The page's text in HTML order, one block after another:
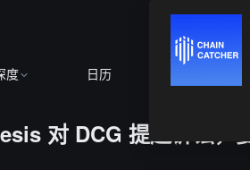
度 日历
BTC -0.82%
对 DCG 提起诉讼，